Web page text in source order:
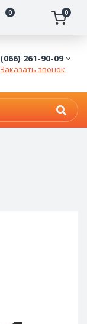
0 0
(066) 261-90-09
Заказать звонок